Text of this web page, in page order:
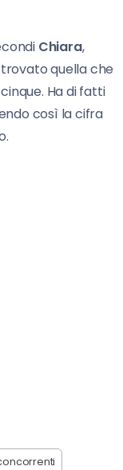
Chiara,
trovato quella che
Ha di fatti
così la cifra